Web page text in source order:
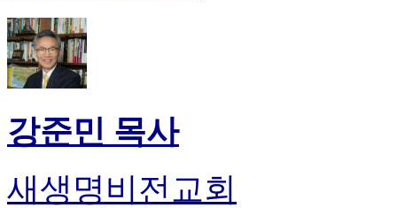
강준민 목사
새생명비전교회